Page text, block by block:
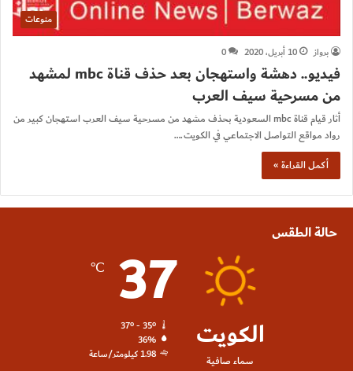
منوعات
برواز
10 أبريل، 2020 0
فيديو.. دهشة واستهجان بعد حذف قناة mbc لمشهد
من مسرحية سيف العرب
أثار قيام قناة mbc السعودية بحذف مشهد من مسرحية سيف العرب استهجان كبير من
رواد مواقع التواصل الاجتماعي في الكويت.…
أكمل القراءة »
حالة الطقس
الكويت
سماء صافية
37
℃
37º - 35º
36%
1.98 كيلومتر/ساعة